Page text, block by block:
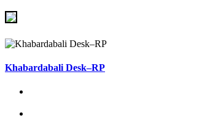
Khabardabali Desk–RP